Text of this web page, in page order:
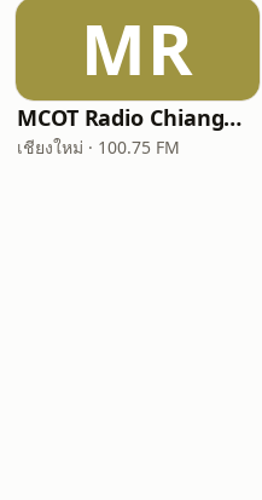
MR
MCOT Radio Chiangmai
เชียงใหม่ · 100.75 FM